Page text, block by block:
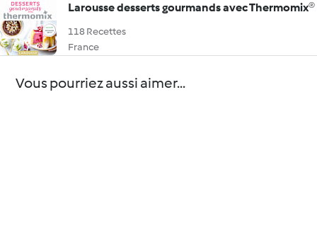
Larousse desserts gourmands avec Thermomix®
118 Recettes
France
Vous pourriez aussi aimer...